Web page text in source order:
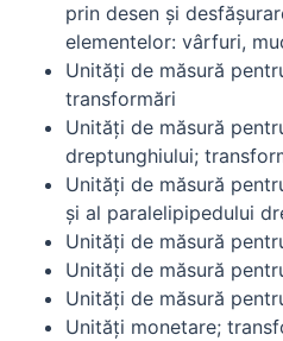
prin desen şi
elementelor: vârfuri,
Unităţi de măsură
transformări
Unităţi de măsură
dreptunghiului;
Unităţi de măsură
şi al paralelipipedului
Unităţi de măsură
Unităţi de măsură
Unităţi de măsură
Unităţi monetare;